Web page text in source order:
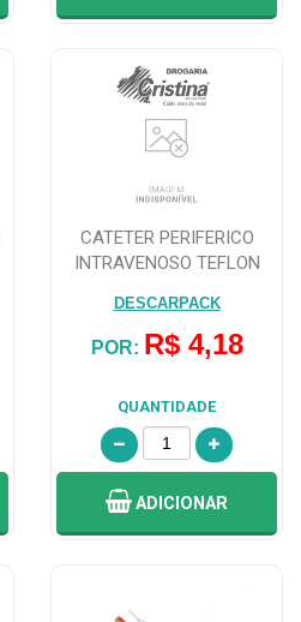
CATETER PERIFERICO
INTRAVENOSO TEFLON
DESCARPACK
POR: R$ 4,18
QUANTIDADE
ADICIONAR